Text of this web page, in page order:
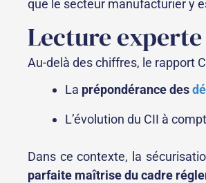
que le secteur manufacturier y
Lecture
Au-delà des chiffres, le rapport
La prépondérance des
L’évolution du CII à
Dans ce contexte, la
parfaite maîtrise du cadre